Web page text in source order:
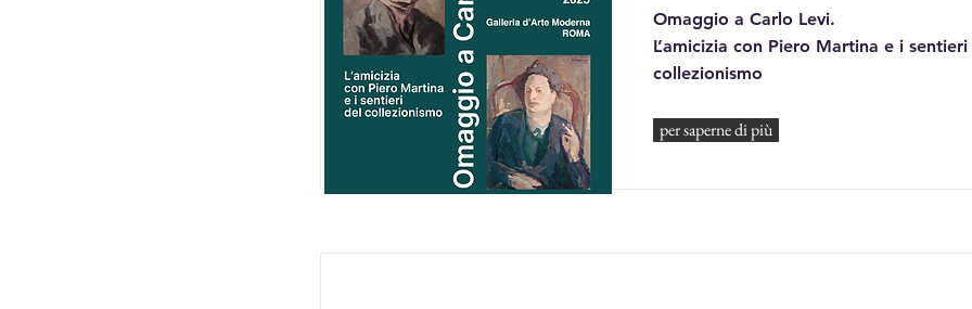
Omaggio a Carlo Levi.
L’amicizia con Piero Martina e i
collezionismo
per saperne di più